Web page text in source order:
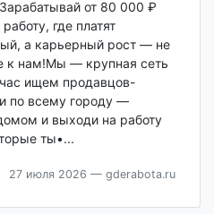
от 80 000 ₽
где платят
а карьерный рост — не
к нам!Мы — крупная сеть
ищем продавцов-
по всему городу —
и выходи на работу
ты•...
27 июля 2026 — gderabota.ru